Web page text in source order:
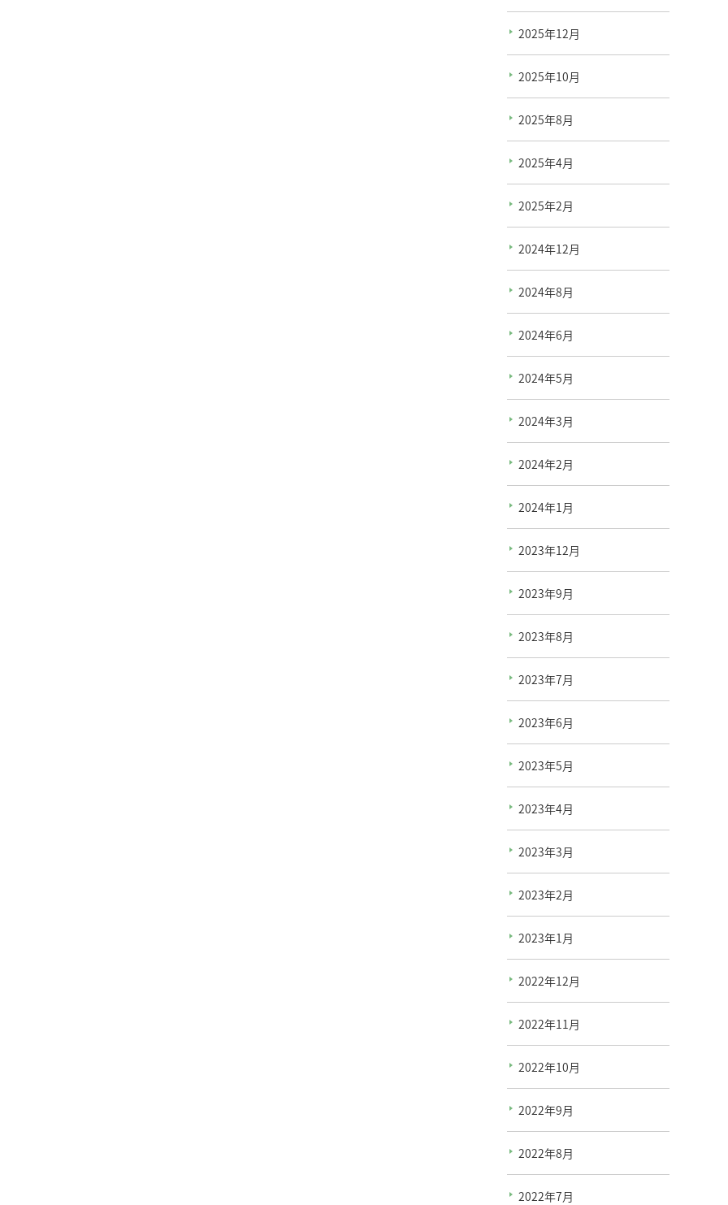
2025年12月
2025年10月
2025年8月
2025年4月
2025年2月
2024年12月
2024年8月
2024年6月
2024年5月
2024年3月
2024年2月
2024年1月
2023年12月
2023年9月
2023年8月
2023年7月
2023年6月
2023年5月
2023年4月
2023年3月
2023年2月
2023年1月
2022年12月
2022年11月
2022年10月
2022年9月
2022年8月
2022年7月